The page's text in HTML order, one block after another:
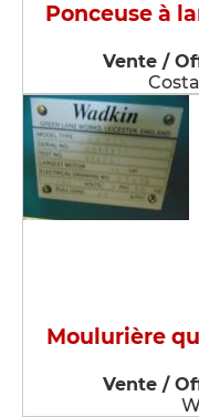
Ponceuse à
Vente /
Moulurière
Vente /